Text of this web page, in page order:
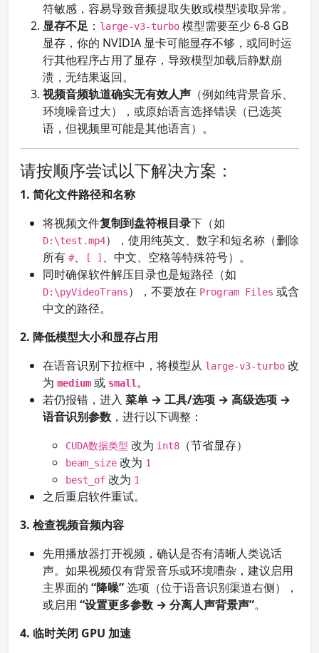
符敏感，容易导致音频提取失败或模型读取异常。
显存不足 ： large-v3-turbo 模型需要至少 6-8 GB
显存，你的 NVIDIA 显卡可能显存不够，或同时运
行其他程序占用了显存，导致模型加载后静默崩
溃，无结果返回。
视频音频轨道确实无有效人声 （例如纯背景音乐、
环境噪音过大），或原始语言选择错误（已选英
语，但视频里可能是其他语言）。
请按顺序尝试以下解决方案：
1. 简化文件路径和名称
将视频文件复制到盘符根目录下（如
D:\test.mp4），使用纯英文、数字和短名称（删除
所有 #、 [ ] 、中文、空格等特殊符号）。
同时确保软件解压目录也是短路径（如
D:\pyVideoTrans），不要放在 Program Files 或含
中文的路径。
2. 降低模型大小和显存占用
在语音识别下拉框中，将模型从 large-v3-turbo 改
为 medium 或 small 。
若仍报错，进入 菜单 → 工具/选项 → 高级选项 →
语音识别参数 ，进行以下调整：
CUDA数据类型 改为 int8 （节省显存）
beam_size 改为 1
best_of 改为 1
之后重启软件重试。
3. 检查视频音频内容
先用播放器打开视频，确认是否有清晰人类说话
声。如果视频仅有背景音乐或环境嘈杂，建议启用
主界面的 “降噪”选项（位于语音识别渠道右侧），
或启用 “设置更多参数 → 分离人声背景声”。
4. 临时关闭 GPU 加速